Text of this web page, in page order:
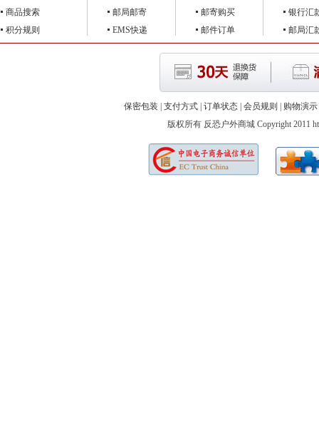
商品搜索
积分规则
邮局邮寄
EMS快递
邮寄购买
邮件订单
银行汇
邮局汇
保密包装 支付方式 订单状态 会员规则 购物演示
版权所有 反恐户外商城 Copyright 2011